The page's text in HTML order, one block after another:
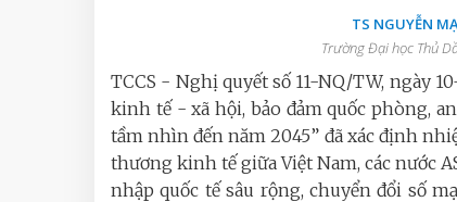
TS NGUYỄN
Trường Đại học Thủ
TCCS - Nghị quyết số 11-NQ/TW, ngày
kinh tế - xã hội, bảo đảm quốc phòng,
tầm nhìn đến năm 2045” đã xác định
thương kinh tế giữa Việt Nam, các nước
nhập quốc tế sâu rộng, chuyển đổi số